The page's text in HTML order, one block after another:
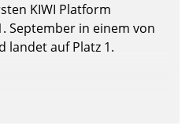
KIWI Platform
September in einem von
landet auf Platz 1.